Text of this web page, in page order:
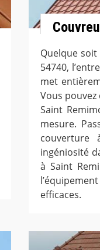
Quelque
54740,
met
Vous
Saint
mesure.
couverture
ingéniosité
à Saint
efficaces.